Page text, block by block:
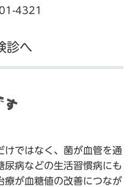
4321
診へ
けではなく、菌が血管を通
尿病などの生活習慣病にも
療が血糖値の改善につなが